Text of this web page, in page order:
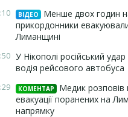
ВІДЕО
Менше двох годин
прикордонники
Лиманщині
У Нікополі російський
водія рейсового автобуса
КОМЕНТАР
Медик розповів
евакуації поранених на
напрямку